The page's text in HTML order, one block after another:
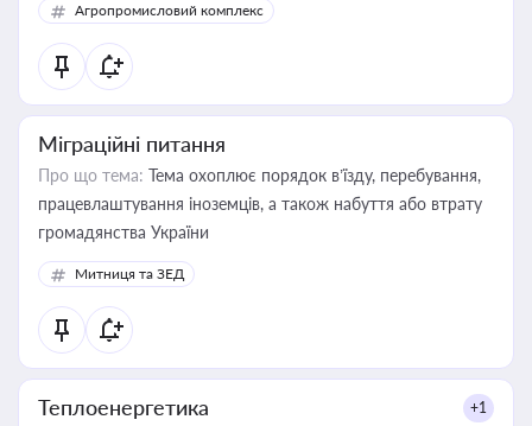
Агропромисловий комплекс
Міграційні питання
Про що тема: Тема охоплює порядок в’їзду, перебування,
працевлаштування іноземців, а також набуття або втрату
громадянства України
Митниця та ЗЕД
Теплоенергетика +1